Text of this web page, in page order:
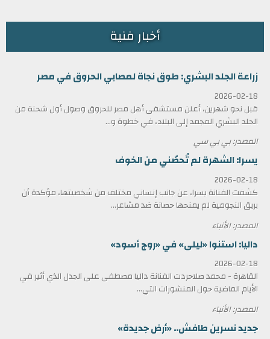
أخبار فنية
زراعة الجلد البشري: طوق نجاة لمصابي الحروق في مصر
2026-02-18
قبل نحو شهرين، أعلن مستشفى أهل مصر للحروق وصول أول شحنة من
الجلد البشري المجمد إلى البلاد، في خطوة و...
المصدر: بي بي سي
يسرا: الشهرة لم تُحصّني من الخوف
2026-02-18
كشفت الفنانة يسرا، عن جانب إنساني مختلف من شخصيتها، مؤكدة أن
بريق النجومية لم يمنحها حصانة ضد مشاعر...
المصدر: الأنباء
داليا: استنوا «ليلى» في «روج أسود»
2026-02-18
القاهرة - محمد صلاحردت الفنانة داليا مصطفى على الجدل الذي أثير في
الأيام الماضية حول المنشورات التي...
المصدر: الأنباء
جديد نسرين طافش.. «أرض جديدة»